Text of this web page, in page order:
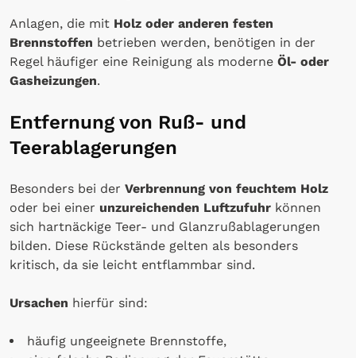
Anlagen, die mit Holz oder anderen festen
Brennstoffen betrieben werden, benötigen in der
Regel häufiger eine Reinigung als moderne Öl- oder
Gasheizungen.
Entfernung von Ruß- und
Teerablagerungen
Besonders bei der Verbrennung von feuchtem Holz
oder bei einer unzureichenden Luftzufuhr können
sich hartnäckige Teer- und Glanzrußablagerungen
bilden. Diese Rückstände gelten als besonders
kritisch, da sie leicht entflammbar sind.
Ursachen hierfür sind:
häufig ungeeignete Brennstoffe,